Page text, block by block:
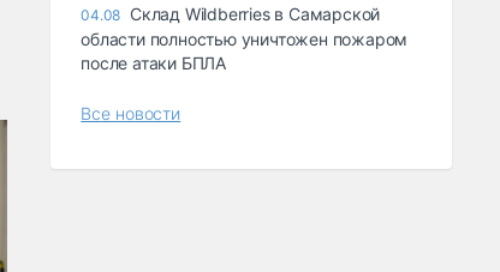
04.08 Склад Wildberries в Самарской
области полностью уничтожен пожаром
после атаки БПЛА
Все новости